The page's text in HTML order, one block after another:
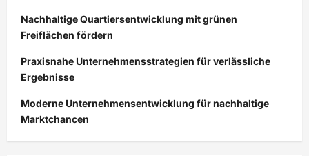
Nachhaltige Quartiersentwicklung mit grünen
Freiflächen fördern
Praxisnahe Unternehmensstrategien für verlässliche
Ergebnisse
Moderne Unternehmensentwicklung für nachhaltige
Marktchancen